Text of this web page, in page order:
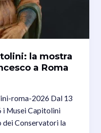
la mostra
a Roma
roma-2026 Dal 13
i Musei Capitolini
dei Conservatori la